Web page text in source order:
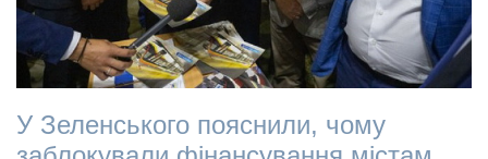
У Зеленського пояснили, чому